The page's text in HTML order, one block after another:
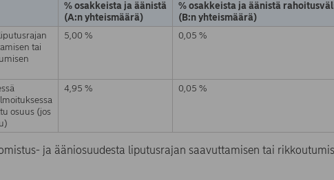
% osakkeista ja äänistä
(A:n yhteismäärä)
% osakkeista ja äänistä
(B:n yhteismäärä)
tai
5,00 % 0,05 %
osuus (jos
4,95 % 0,05 %
ja ääniosuudesta liputusrajan saavuttamisen tai